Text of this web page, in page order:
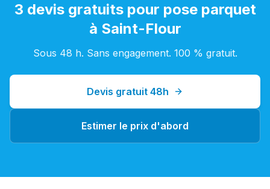
3 devis gratuits pour pose parquet
à Saint-Flour
Sous 48 h. Sans engagement. 100 % gratuit.
Devis gratuit 48h
Estimer le prix d'abord